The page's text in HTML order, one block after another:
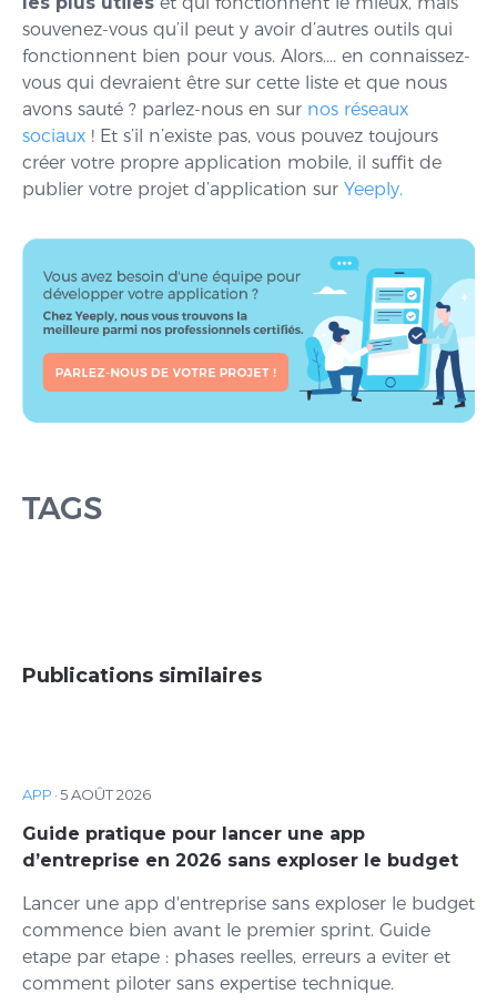
souvenez-vous qu’il peut y avoir d’autres outils qui
fonctionnent bien pour vous. Alors…. en connaissez-
vous qui devraient être sur cette liste et que nous
avons sauté ? parlez-nous en sur nos réseaux
sociaux ! Et s’il n’existe pas, vous pouvez toujours
créer votre propre application mobile, il suffit de
publier votre projet d’application sur Yeeply.
TAGS
Publications similaires
APP ·5 AOÛT 2026
Guide pratique pour lancer une app
d’entreprise en 2026 sans exploser le budget
Lancer une app d'entreprise sans exploser le budget
commence bien avant le premier sprint. Guide
etape par etape : phases reelles, erreurs a eviter et
comment piloter sans expertise technique.